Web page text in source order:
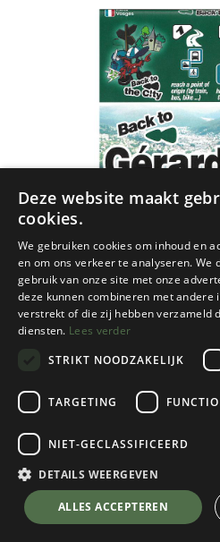
België - Divers
Gérardmer back to
€
9,95💬 Stel je vraag over dit
Deze website maakt
cookies.
We gebruiken cookies om inhoud en
en om ons verkeer te analyseren. We
gebruik van onze site met onze
deze kunnen combineren met
verstrekt of die zij hebben verzameld
diensten. Lees verder
STRIKT NOODZAKELIJK
TARGETING
NIET-GECLASSIFICEERD
DETAILS WEERGEVEN
ALLES ACCEPTEREN